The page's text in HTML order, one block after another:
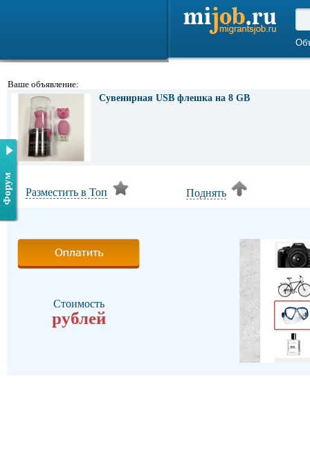
Форум
Ваше объявление:
Сувенирная USB флешка на 8 GB
Разместить в Топ Поднять
Стоимость
рублей